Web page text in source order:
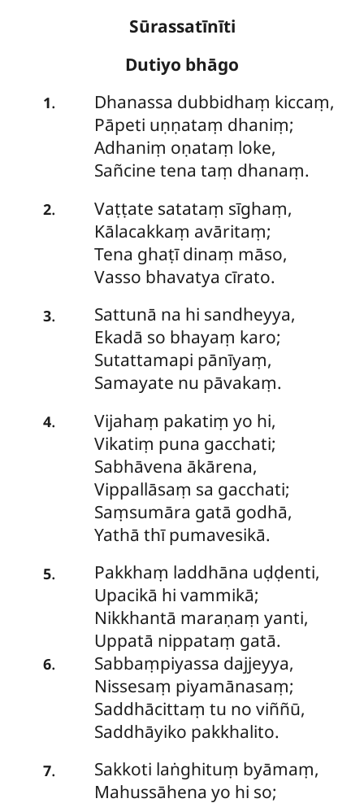
Sūrassatīnīti
Dutiyo bhāgo
1. Dhanassa dubbidhaṃ kiccaṃ,
Pāpeti uṇṇataṃ dhaniṃ;
Adhaniṃ oṇataṃ loke,
Sañcine tena taṃ dhanaṃ.
2. Vaṭṭate satataṃ sīghaṃ,
Kālacakkaṃ avāritaṃ;
Tena ghaṭī dinaṃ māso,
Vasso bhavatya cīrato.
3. Sattunā na hi sandheyya,
Ekadā so bhayaṃ karo;
Sutattamapi pānīyaṃ,
Samayate nu pāvakaṃ.
4. Vijahaṃ pakatiṃ yo hi,
Vikatiṃ puna gacchati;
Sabhāvena ākārena,
Vippallāsaṃ sa gacchati;
Saṃsumāra gatā godhā,
Yathā thī pumavesikā.
5. Pakkhaṃ laddhāna uḍḍenti,
Upacikā hi vammikā;
Nikkhantā maraṇaṃ yanti,
Uppatā nippataṃ gatā.
6. Sabbaṃpiyassa dajjeyya,
Nissesaṃ piyamānasaṃ;
Saddhācittaṃ tu no viññū,
Saddhāyiko pakkhalito.
7. Sakkoti laṅghituṃ byāmaṃ,
Mahussāhena yo hi so;